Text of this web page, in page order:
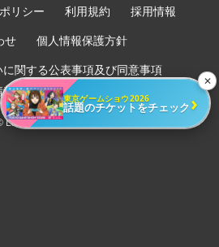
リシー 利用規約 採用情報
せ 個人情報保護方針
関する公表事項及び同意事項
の外部送信について
Entertainment, Inc.
✕
東京ゲームショウ2026
話題のチケットをチェック ›